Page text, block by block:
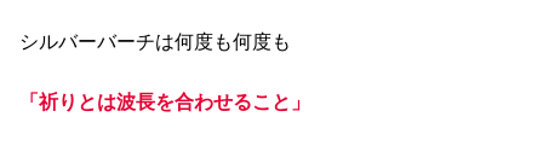
シルバーバーチは何度も何度も
「祈りとは波長を合わせること」